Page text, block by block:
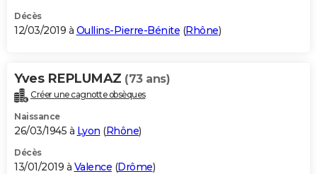
Décès
12/03/2019 à Oullins-Pierre-Bénite (Rhône)
Yves REPLUMAZ (73 ans)
Créer une cagnotte obsèques
Naissance
26/03/1945 à Lyon (Rhône)
Décès
13/01/2019 à Valence (Drôme)